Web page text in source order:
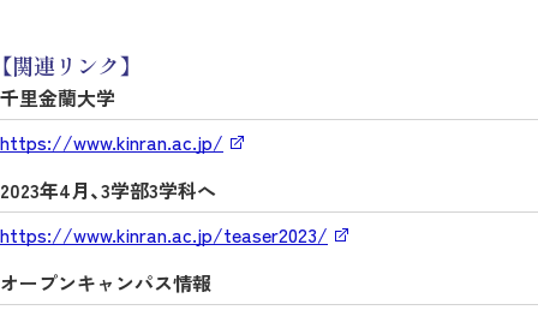
【関連リンク】
千里金蘭大学
https://www.kinran.ac.jp/
2023年4月、3学部3学科へ
https://www.kinran.ac.jp/teaser2023/
オープンキャンパス情報